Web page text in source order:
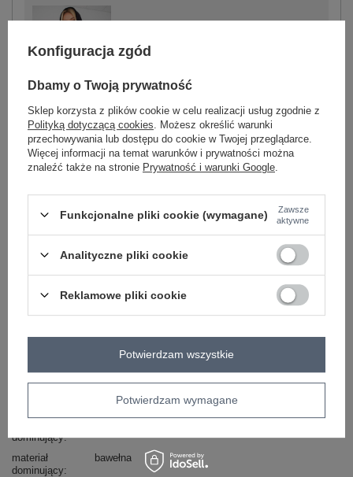
czarny
troczkami .
skład materiału : 65% bawełna, 35% elastan
Marka
FANCY
casual
dominujący
materiał
dominujący
bawełna
Konfiguracja zgód
Dbamy o Twoją prywatność
Sklep korzysta z plików cookie w celu realizacji usług zgodnie z
Polityką dotyczącą cookies . Możesz określić warunki
przechowywania lub dostępu do cookie w Twojej przeglądarce.
Więcej informacji na temat warunków i prywatności można
znaleźć także na stronie Prywatność i warunki Google
Funkcjonalne pliki cookie (wymagane)
Zawsze
aktywne
Analityczne pliki cookie
Reklamowe pliki cookie
Potwierdzam wymagane
Potwierdzam wszystkie